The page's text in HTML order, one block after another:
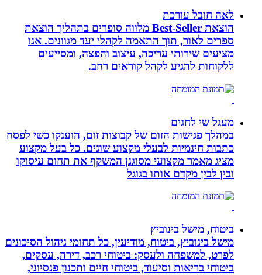
לאה חובל עורכת
הוצאת Best-Seller מלווה סופרים בתהליך הוצאת
ספרים לאור, תוך התאמה לקהלי יעד מגוונים. אנו
מציעים שירותי עריכה, עיצוב והפצה, ומסייעים
ללקוחות להגיע לקהל קוראים רחב.
מעגל שי לחגים
במהלך פגישות הזום של קבוצות זום, הוענקו כשי לפסח
כתבות חינמיות לבעלי מקצוע שונים. כל בעל מקצוע
מציג מאמר מקצועי מסוגנן המשקף את תחום עיסוקו
ובין לבין מקדם אותו בגוגל
ביטוח, מישל בינוביץ
מישל בינוביץ, ביטוח, מודיעין, כל תחומי ניהול הסיכונים
לפרט, למשפחה ולעסק: ביטוחי רכב, דירה, עסקים,
ביטוחי בריאות וסיעוד, ביטוחי חיים ותכנון פנסיוני,